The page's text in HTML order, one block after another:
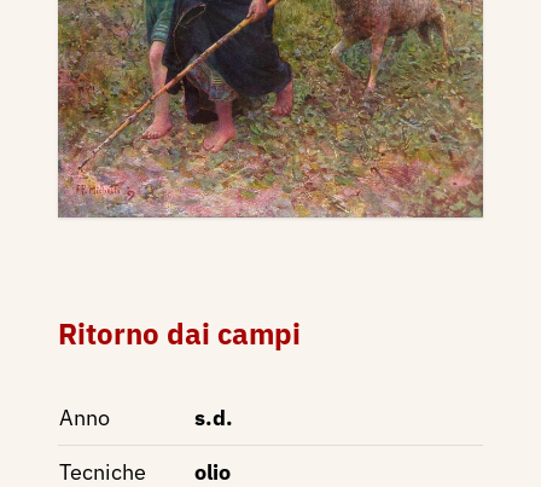
Ritorno dai campi
Anno
s.d.
Tecniche
olio